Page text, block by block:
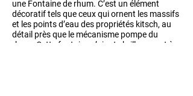
une Fontaine de rhum. C’est un élément
décoratif tels que ceux qui ornent les massifs
et les points d’eau des propriétés kitsch, au
détail près que le mécanisme pompe du
rhum. Cette fontaine s’ajoute brillamment à